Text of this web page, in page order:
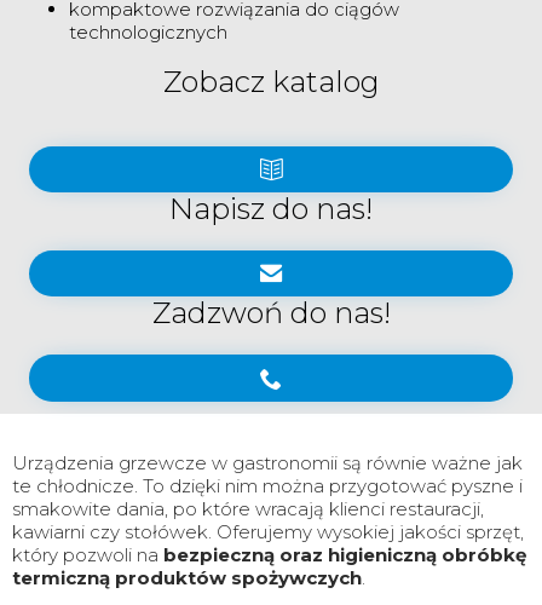
kompaktowe rozwiązania do ciągów
technologicznych
Zobacz katalog
Napisz do nas!
Zadzwoń do nas!
Urządzenia grzewcze w gastronomii są równie ważne jak
te chłodnicze. To dzięki nim można przygotować pyszne i
smakowite dania, po które wracają klienci restauracji,
kawiarni czy stołówek. Oferujemy wysokiej jakości sprzęt,
który pozwoli na bezpieczną oraz higieniczną obróbkę
termiczną produktów spożywczych